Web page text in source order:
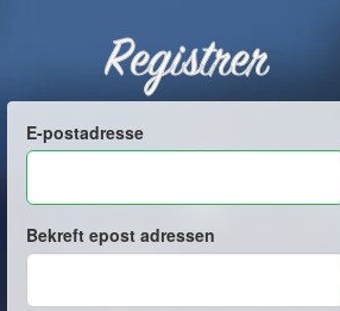
Registrer
E-postadresse
Bekreft epost adressen